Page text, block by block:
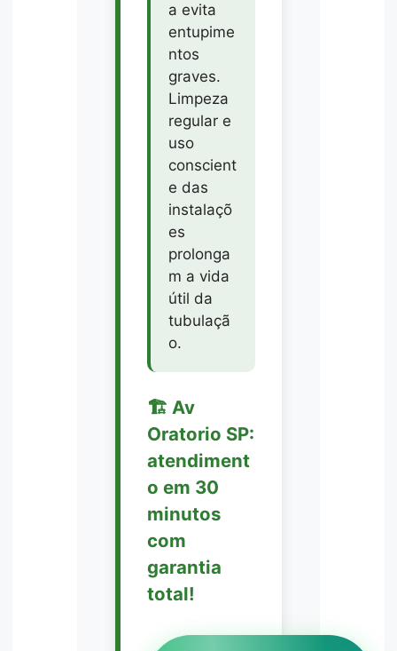
a evita
entupime
ntos
graves.
Limpeza
regular e
uso
conscient
e das
instalaçõ
es
prolonga
m a vida
útil da
tubulaçã
o.
🏗️ Av
Oratorio SP:
atendiment
o em 30
minutos
com
garantia
total!